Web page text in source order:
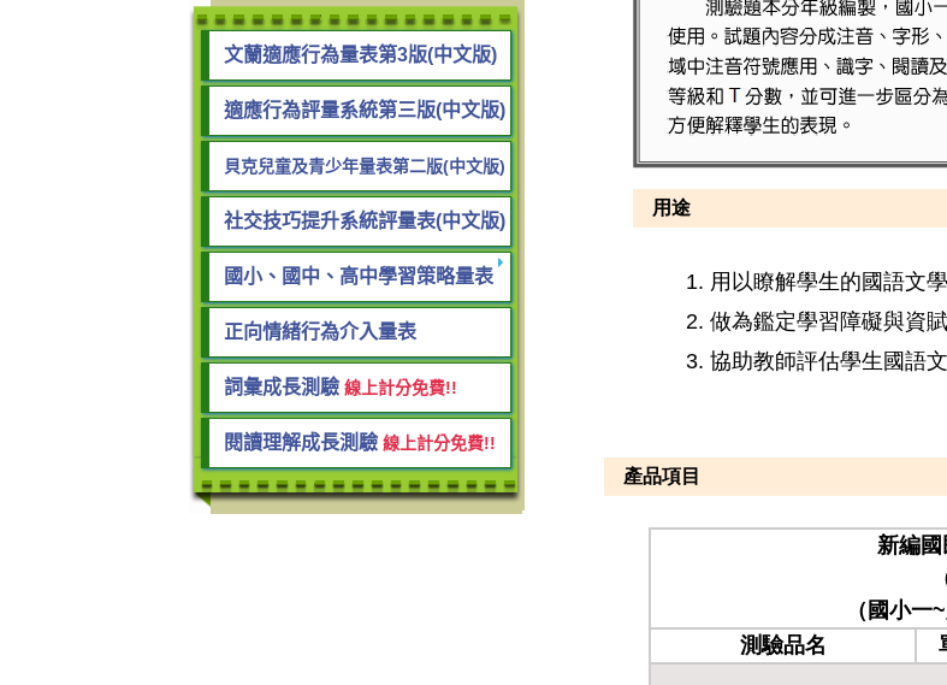
文蘭適應行為量表第3版(中文版)
適應行為評量系統第三版(中文版)
貝克兒童及青少年量表第二版(中文版)
社交技巧提升系統評量表(中文版)
國小、國中、高中學習策略量表
正向情緒行為介入量表
詞彙成長測驗 線上計分免費!!
閱讀理解成長測驗 線上計分免費!!